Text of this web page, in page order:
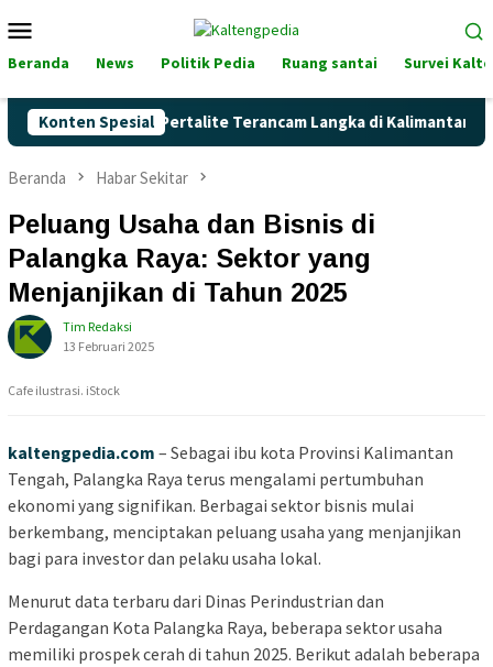
ke
kontenMobile
Beranda News Politik Pedia Ruang santai Survei
Konten Spesial
Akankah Pertalite Terancam Langka di Kalimantan Tengah?
Beranda Habar Sekitar
Peluang Usaha dan Bisnis di
Palangka Raya: Sektor yang
Menjanjikan di Tahun 2025
Tim Redaksi
13 Februari 2025
Cafe ilustrasi. iStock
kaltengpedia.com – Sebagai ibu kota Provinsi Kalimantan
Tengah, Palangka Raya terus mengalami pertumbuhan
ekonomi yang signifikan. Berbagai sektor bisnis mulai
berkembang, menciptakan peluang usaha yang menjanjikan
bagi para investor dan pelaku usaha lokal.
Menurut data terbaru dari Dinas Perindustrian dan
Perdagangan Kota Palangka Raya, beberapa sektor usaha
memiliki prospek cerah di tahun 2025. Berikut adalah beberapa